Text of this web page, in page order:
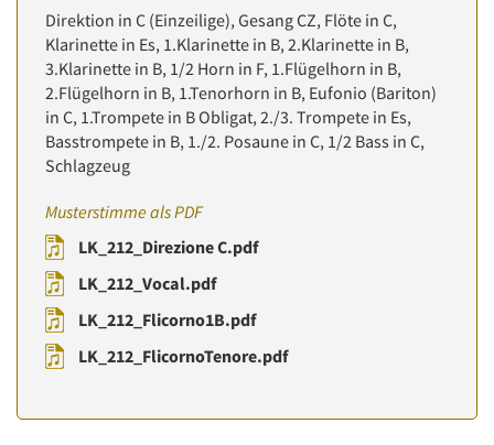
Direktion in C (Einzeilige), Gesang CZ, Flöte in C,
Klarinette in Es, 1.Klarinette in B, 2.Klarinette in B,
3.Klarinette in B, 1/2 Horn in F, 1.Flügelhorn in B,
2.Flügelhorn in B, 1.Tenorhorn in B, Eufonio (Bariton)
in C, 1.Trompete in B Obligat, 2./3. Trompete in Es,
Basstrompete in B, 1./2. Posaune in C, 1/2 Bass in C,
Schlagzeug
Musterstimme als PDF
LK_212_Direzione C.pdf
LK_212_Vocal.pdf
LK_212_Flicorno1B.pdf
LK_212_FlicornoTenore.pdf